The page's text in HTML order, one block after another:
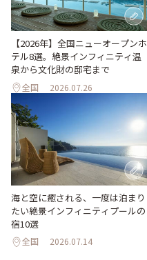
【2026年】全国ニューオープンホ
テル8選。絶景インフィニティ温
泉から文化財の邸宅まで
全国 2026.07.26
海と空に癒される、一度は泊まり
たい絶景インフィニティプールの
宿10選
全国 2026.07.14